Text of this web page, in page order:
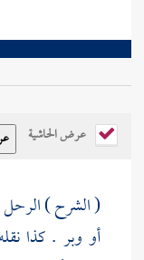
عرض الحاشية
( الشرح )
أو وبر . كذا نقله